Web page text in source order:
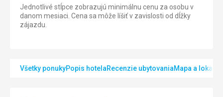
Jednotlivé stĺpce zobrazujú minimálnu cenu za osobu v
danom mesiaci. Cena sa môže líšiť v zavislosti od dĺžky
zájazdu.
Všetky ponukyPopis hotelaRecenzie ubytovaniaMapa a lokalita